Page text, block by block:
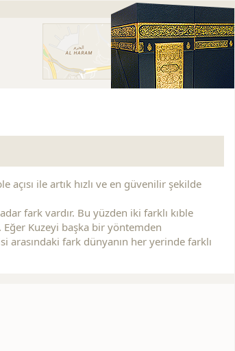
Replica Watches Replica Watches
ile artık hızlı ve en güvenilir şekilde
fark vardır. Bu yüzden iki farklı kıble
Eğer Kuzeyi başka bir yöntemden
arasındaki fark dünyanın her yerinde farklı